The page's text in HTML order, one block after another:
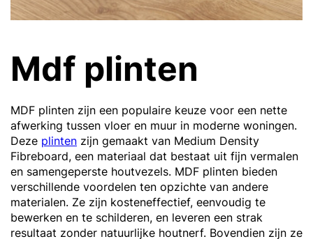
Mdf plinten
MDF plinten zijn een populaire keuze voor een nette
afwerking tussen vloer en muur in moderne woningen.
Deze plinten zijn gemaakt van Medium Density
Fibreboard, een materiaal dat bestaat uit fijn vermalen
en samengeperste houtvezels. MDF plinten bieden
verschillende voordelen ten opzichte van andere
materialen. Ze zijn kosteneffectief, eenvoudig te
bewerken en te schilderen, en leveren een strak
resultaat zonder natuurlijke houtnerf. Bovendien zijn ze